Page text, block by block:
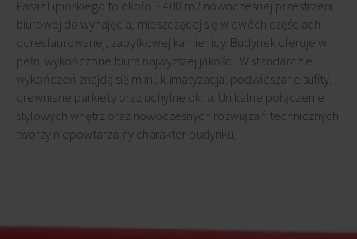
Pasaż Lipińskiego to około 3 400 m2 nowoczesnej przestrzeni
biurowej do wynajęcia, mieszczącej się w dwóch częściach
odrestaurowanej, zabytkowej kamienicy. Budynek oferuje w
pełni wykończone biura najwyższej jakości. W standardzie
wykończeń znajdą się m.in.: klimatyzacja, podwieszane sufity,
drewniane parkiety oraz uchylne okna. Unikalne połączenie
stylowych wnętrz oraz nowoczesnych rozwiązań technicznych
tworzy niepowtarzalny charakter budynku.